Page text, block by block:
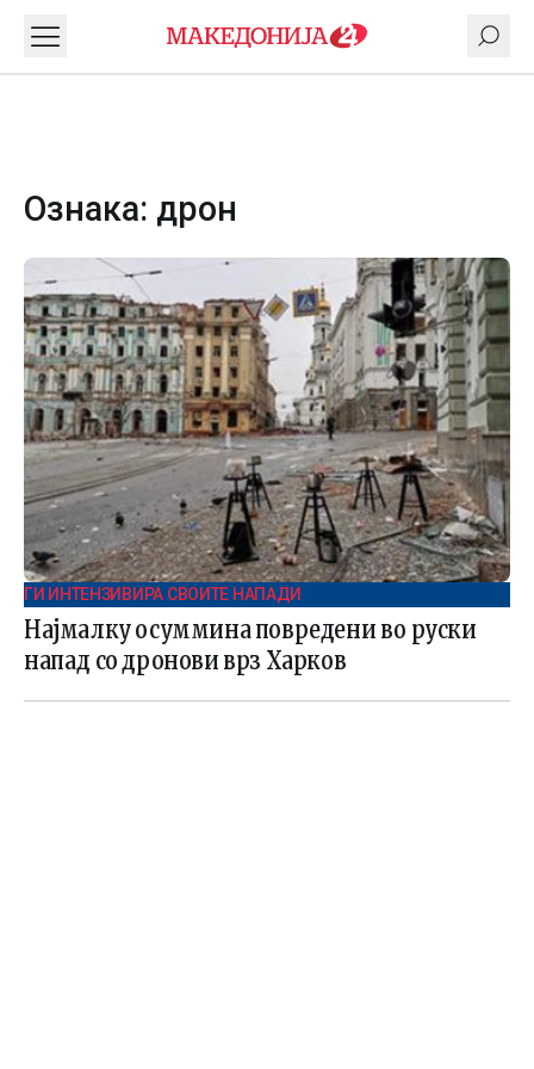
Ознака: дрон
ГИ ИНТЕНЗИВИРА СВОИТЕ НАПАДИ
Најмалку осуммина повредени во руски
напад со дронови врз Харков